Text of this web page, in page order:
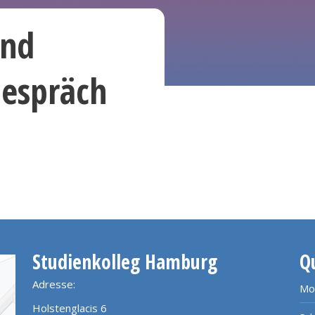
Studienkolleg Hamburg
Adresse:
Holstenglacis 6